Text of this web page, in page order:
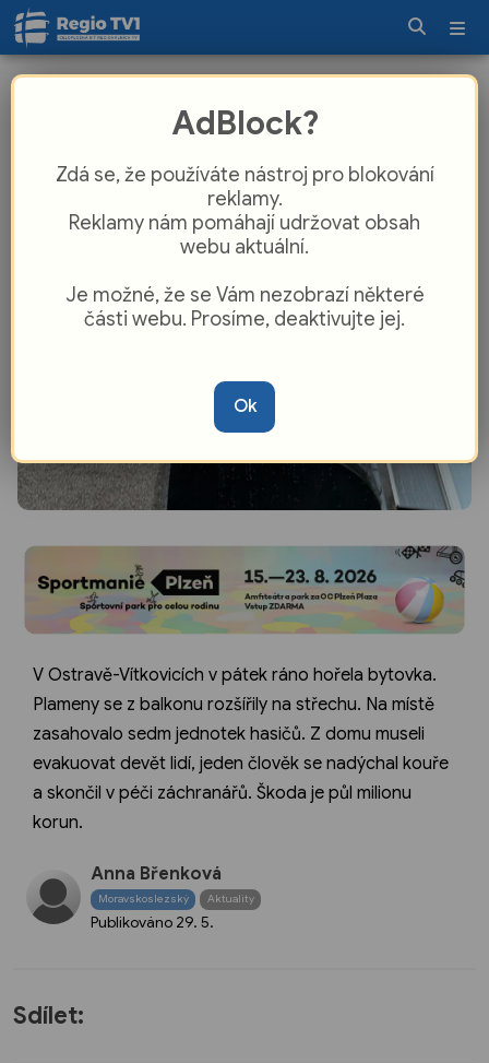
dům, muselo být evakuováno devět
V Ostravě-Vítkovicích v pátek ráno hořela bytovka.
Plameny se z balkonu rozšířily na střechu. Na místě
zasahovalo sedm jednotek hasičů. Z domu museli
evakuovat devět lidí, jeden člověk se nadýchal kouře
a skončil v péči záchranářů. Škoda je půl milionu
korun.
Anna Břenková
Moravskoslezský Aktuality
Publikováno 29. 5.
Sdílet:
AdBlock?
Zdá se, že používáte nástroj pro blokování
reklamy.
Reklamy nám pomáhají udržovat obsah
webu aktuální.
Je možné, že se Vám nezobrazí některé
části webu. Prosíme, deaktivujte jej.
Ok